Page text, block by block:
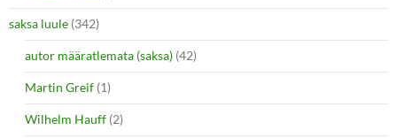
saksa luule (342)
autor määratlemata (saksa) (42)
Martin Greif (1)
Wilhelm Hauff (2)